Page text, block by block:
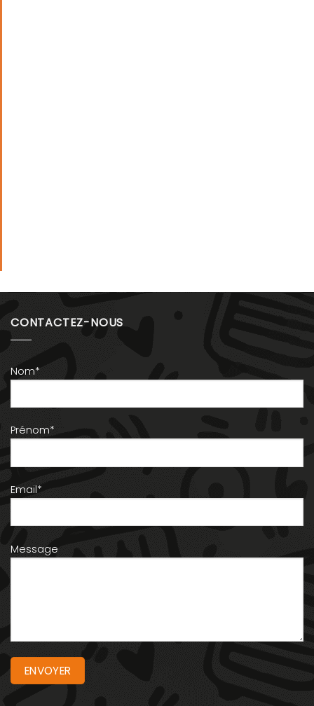
CONTACTEZ-NOUS
Nom*
Prénom*
Email*
Message